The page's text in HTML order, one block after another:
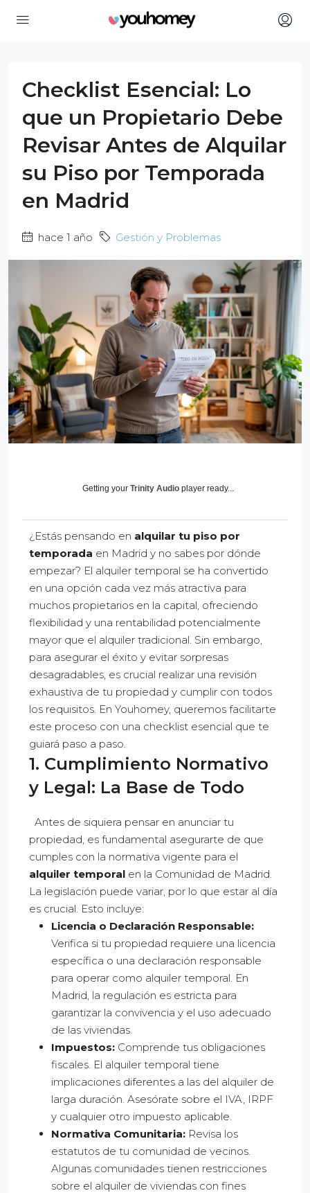
Checklist Esencial: Lo
que un Propietario Debe
Revisar Antes de Alquilar
su Piso por Temporada
en Madrid
hace 1 año Gestión y Problemas
Getting your Trinity Audio player ready...
¿Estás pensando en alquilar tu piso por
temporada en Madrid y no sabes por dónde
empezar? El alquiler temporal se ha convertido
en una opción cada vez más atractiva para
muchos propietarios en la capital, ofreciendo
flexibilidad y una rentabilidad potencialmente
mayor que el alquiler tradicional. Sin embargo,
para asegurar el éxito y evitar sorpresas
desagradables, es crucial realizar una revisión
exhaustiva de tu propiedad y cumplir con todos
los requisitos. En Youhomey, queremos facilitarte
este proceso con una checklist esencial que te
guiará paso a paso.
1. Cumplimiento Normativo
y Legal: La Base de Todo
Antes de siquiera pensar en anunciar tu
propiedad, es fundamental asegurarte de que
cumples con la normativa vigente para el
alquiler temporal en la Comunidad de Madrid.
La legislación puede variar, por lo que estar al día
es crucial. Esto incluye:
Licencia o Declaración Responsable:
Verifica si tu propiedad requiere una licencia
específica o una declaración responsable
para operar como alquiler temporal. En
Madrid, la regulación es estricta para
garantizar la convivencia y el uso adecuado
de las viviendas.
Impuestos: Comprende tus obligaciones
fiscales. El alquiler temporal tiene
implicaciones diferentes a las del alquiler de
larga duración. Asesórate sobre el IVA, IRPF
y cualquier otro impuesto aplicable.
Normativa Comunitaria: Revisa los
estatutos de tu comunidad de vecinos.
Algunas comunidades tienen restricciones
sobre el alquiler de viviendas con fines